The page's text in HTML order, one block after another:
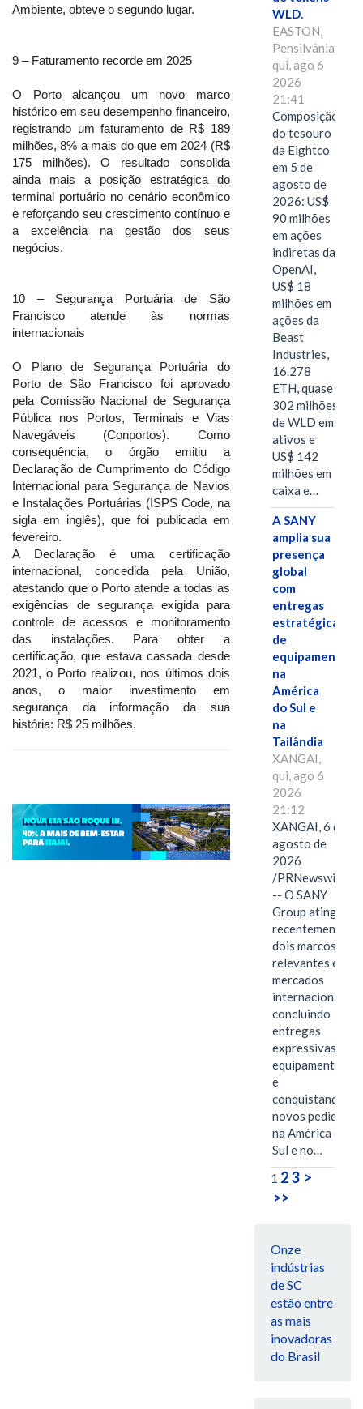
Ambiente, obteve o segundo lugar.
9 – Faturamento recorde em 2025
O Porto alcançou um novo marco
histórico em seu desempenho financeiro,
registrando um faturamento de R$ 189
milhões, 8% a mais do que em 2024 (R$
175 milhões). O resultado consolida
ainda mais a posição estratégica do
terminal portuário no cenário econômico
e reforçando seu crescimento contínuo e
a excelência na gestão dos seus
negócios.
10 – Segurança Portuária de São
Francisco atende às normas
internacionais
O Plano de Segurança Portuária do
Porto de São Francisco foi aprovado
pela Comissão Nacional de Segurança
Pública nos Portos, Terminais e Vias
Navegáveis (Conportos). Como
consequência, o órgão emitiu a
Declaração de Cumprimento do Código
Internacional para Segurança de Navios
e Instalações Portuárias (ISPS Code, na
sigla em inglês), que foi publicada em
fevereiro.
A Declaração é uma certificação
internacional, concedida pela União,
atestando que o Porto atende a todas as
exigências de segurança exigida para
controle de acessos e monitoramento
das instalações. Para obter a
certificação, que estava cassada desde
2021, o Porto realizou, nos últimos dois
anos, o maior investimento em
segurança da informação da sua
história: R$ 25 milhões.
WLD.
EASTON,
Pensilvânia,
qui, ago 6
2026
21:41
Composição
do tesouro
da Eightco
em 5 de
agosto de
2026: US$
90 milhões
em ações
indiretas da
OpenAI,
US$ 18
milhões em
ações da
Beast
Industries,
16.278
ETH, quase
302 milhões
de WLD em
ativos e
US$ 142
milhões em
caixa e…
A SANY
amplia sua
presença
global
com
entregas
estratégicas
de
equipamentos
na
América
do Sul e
na
Tailândia
XANGAI,
qui, ago 6
2026
21:12
XANGAI, 6 de
agosto de
2026
/PRNewswire/
-- O SANY
Group atingiu
recentemente
dois marcos
relevantes em
mercados
internacionais,
concluindo
entregas
expressivas de
equipamentos
e
conquistando
novos pedidos
na América do
Sul e no…
1 23 >
>>
Onze
indústrias
de SC
estão entre
as mais
inovadoras
do Brasil